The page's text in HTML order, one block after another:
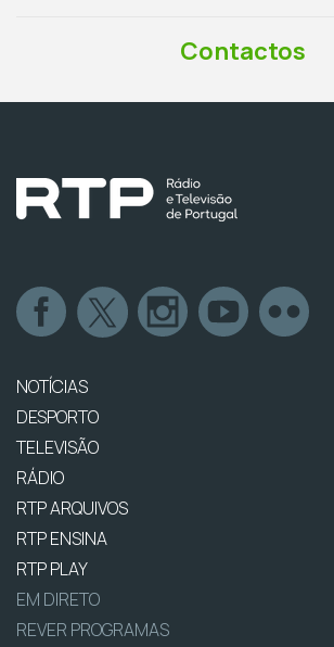
Contactos
NOTÍCIAS
DESPORTO
TELEVISÃO
RÁDIO
RTP ARQUIVOS
RTP ENSINA
RTP PLAY
EM DIRETO
REVER PROGRAMAS